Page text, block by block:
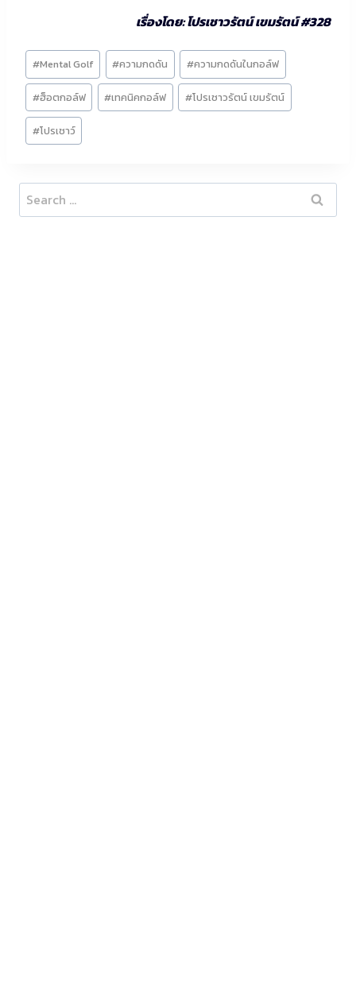
เรื่องโดย: โปรเชาวรัตน์ เขมรัตน์ #328
Post
Tags:
#Mental Golf #ความกดดัน #ความกดดันในกอล์ฟ
#ฮ็อตกอล์ฟ #เทคนิคกอล์ฟ #โปรเชาวรัตน์ เขมรัตน์
#โปรเชาว์
Search
for: